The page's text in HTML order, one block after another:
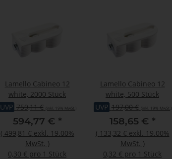
Lamello Cabineo 12
white, 2000 Stück
UVP 759,11 € (inkl. 19% MwSt.)
594,77 € *
( 499,81 € exkl. 19.00%
MwSt. )
0,30 € pro 1 Stück
Lamello Cabineo 12
white, 500 Stück
UVP 197,00 € (inkl. 19% MwSt.)
158,65 € *
( 133,32 € exkl. 19.00%
MwSt. )
0,32 € pro 1 Stück